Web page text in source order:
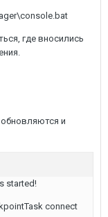
где вносились
и
started!
connect